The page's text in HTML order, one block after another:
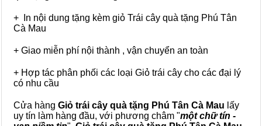
+ In nội dung tặng kèm giỏ Trái cây quà tặng Phú Tân
Cà Mau
+ Giao miễn phí nội thành , vận chuyển an toàn
+ Hợp tác phân phối các loại Giỏ trái cây cho các đại lý
có nhu cầu
Cửa hàng Giỏ trái cây quà tặng Phú Tân Cà Mau lấy
uy tín làm hàng đầu, với phương châm "một chữ tín -